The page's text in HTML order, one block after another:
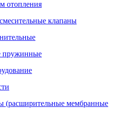
отопления
клапаны
пружинные
(расширительные мембранные